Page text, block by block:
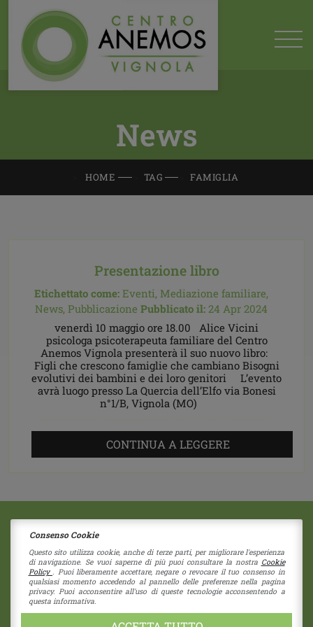
News
HOME TAG FAMIGLIA
Presentazione libro
Etichettato come: Eventi, Mediazione familiare,
News, Pubblicazione Pubblicato il: 24 Apr 2024
venerdì 10 maggio ore 18.00 Alice Vicini
psicologa psicoterapeuta familiare del Centro
Anemos Vignola presenterà il suo nuovo libro:
Figli che crescono famiglie che cambiano Bisogni
evolutivi dei bambini e dei loro genitori L’evento
avrà luogo presso La Quercia dell’Elfo via Bonesi
n°1/B, Vignola (MO)
CONTINUA A LEGGERE
2018 © Copyright - Centro Sociale Papa Giovanni XXIII
Via G. Bruno 11|41058 Vignola(Modena)
Società Coperativa - Nr Iscrizione C122937
RE - 274192 - Cap. Sociale 1.550 i.v.
CF 80039730355 - P.I. 01838960357
Privacy Policy| Cookies Policy
Consenso Cookie
Questo sito utilizza cookie, anche di terze parti, per migliorare l'esperienza
di navigazione. Se vuoi saperne di più puoi consultare la nostra Cookie
Policy
. Puoi liberamente accettare, negare o revocare il tuo consenso in
qualsiasi momento accedendo al pannello delle preferenze nella pagina
privacy. Puoi acconsentire all'uso di queste tecnologie acconsentendo a
questa informativa.